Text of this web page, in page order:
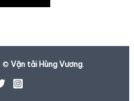
© Vận tải Hùng Vương.